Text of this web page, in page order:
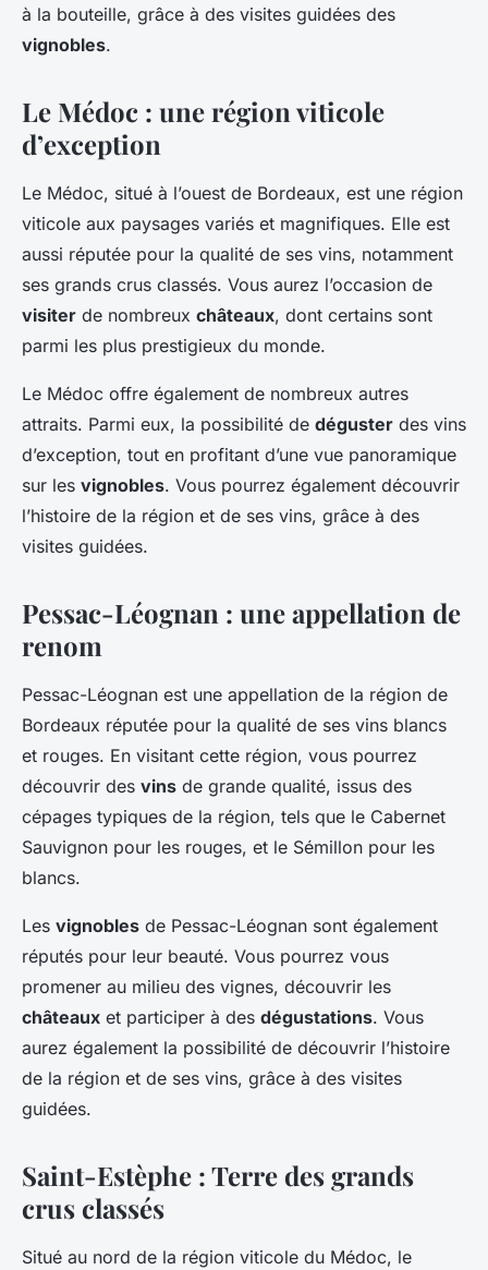
à la bouteille, grâce à des visites guidées des
vignobles.
Le Médoc : une région viticole
d’exception
Le Médoc, situé à l’ouest de Bordeaux, est une région
viticole aux paysages variés et magnifiques. Elle est
aussi réputée pour la qualité de ses vins, notamment
ses grands crus classés. Vous aurez l’occasion de
visiter de nombreux châteaux, dont certains sont
parmi les plus prestigieux du monde.
Le Médoc offre également de nombreux autres
attraits. Parmi eux, la possibilité de déguster des vins
d’exception, tout en profitant d’une vue panoramique
sur les vignobles. Vous pourrez également découvrir
l’histoire de la région et de ses vins, grâce à des
visites guidées.
Pessac-Léognan : une appellation de
renom
Pessac-Léognan est une appellation de la région de
Bordeaux réputée pour la qualité de ses vins blancs
et rouges. En visitant cette région, vous pourrez
découvrir des vins de grande qualité, issus des
cépages typiques de la région, tels que le Cabernet
Sauvignon pour les rouges, et le Sémillon pour les
blancs.
Les vignobles de Pessac-Léognan sont également
réputés pour leur beauté. Vous pourrez vous
promener au milieu des vignes, découvrir les
châteaux et participer à des dégustations. Vous
aurez également la possibilité de découvrir l’histoire
de la région et de ses vins, grâce à des visites
guidées.
Saint-Estèphe : Terre des grands
crus classés
Situé au nord de la région viticole du Médoc, le